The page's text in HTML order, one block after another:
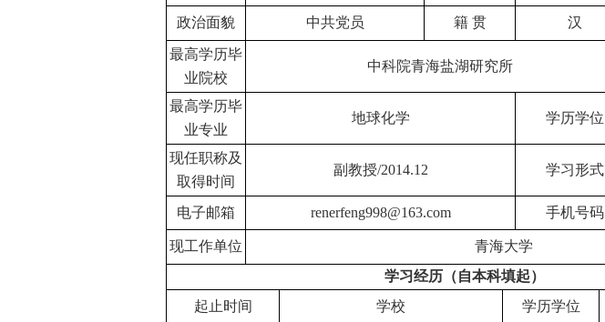
政治面貌 中共党员 籍 贯 汉
最高学历毕
业院校
中科院青海盐湖研究所
最高学历毕
业专业
地球化学 学历学位
现任职称及
取得时间
副教授/2014.12 学习形式
电子邮箱 renerfeng998@163.com 手机号码
现工作单位
青海大学
学习经历（自本科填起）
起止时间
学校 学历学位